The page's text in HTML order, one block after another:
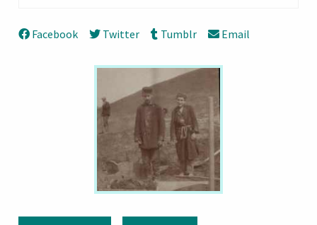
Facebook Twitter Tumblr Email